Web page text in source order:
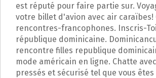
est réputé pour faire partie sur.
votre billet d'avion avec air caraïbes!
rencontres-francophones. Inscris-
république dominicaine.
rencontre filles republique
mode américain en ligne. Chatte
pressés et sécurisé tel que vous êtes